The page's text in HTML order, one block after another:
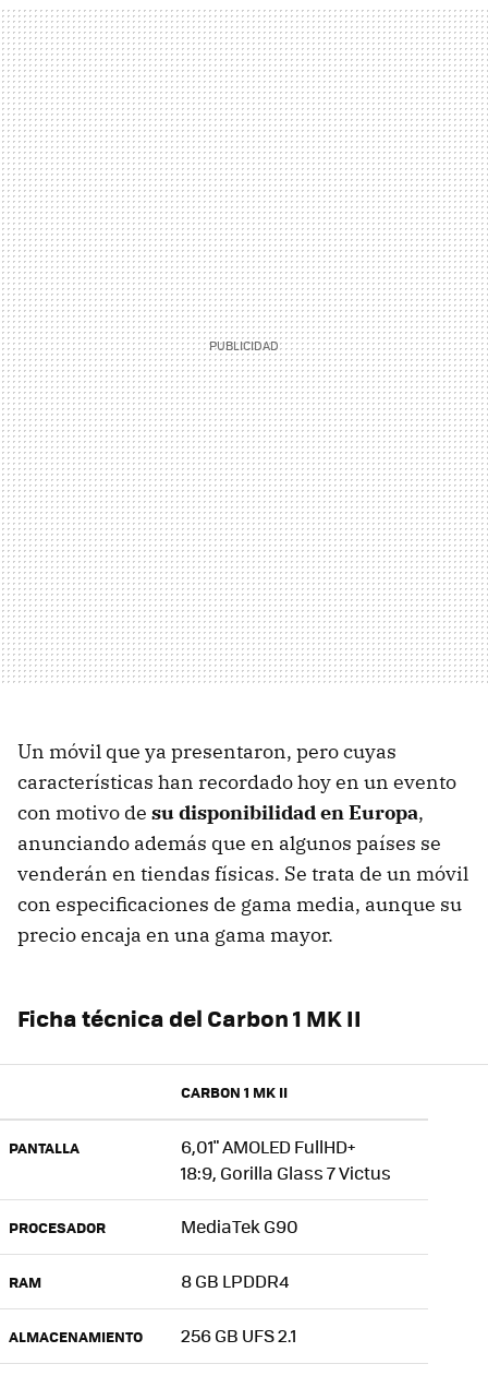
Un móvil que ya presentaron, pero cuyas
características han recordado hoy en un evento
con motivo de su disponibilidad en Europa,
anunciando además que en algunos países se
venderán en tiendas físicas. Se trata de un móvil
con especificaciones de gama media, aunque su
precio encaja en una gama mayor.
Ficha técnica del Carbon 1 MK II
CARBON 1 MK II
PANTALLA
6,01" AMOLED FullHD+
18:9, Gorilla Glass 7 Victus
PROCESADOR MediaTek G90
RAM 8 GB LPDDR4
ALMACENAMIENTO 256 GB UFS 2.1